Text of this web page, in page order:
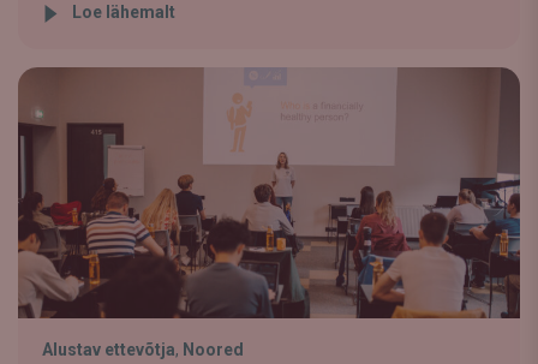
Loe lähemalt
Alustav ettevõtja, Noored